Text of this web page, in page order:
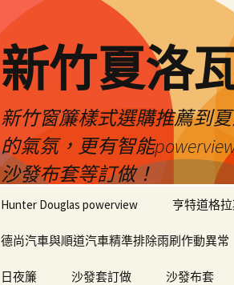
新竹夏洛
新竹窗簾樣式選購推薦到
的氣氛，更有智能
沙發布套等訂做！
Hunter Douglas powerview 亨特道格
德尚汽車與順道汽車精準排除雨刷作動異常
日夜簾 沙發套訂做 沙發布套